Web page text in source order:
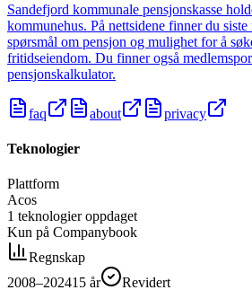
Sandefjord kommunale pensjonskasse
kommunehus. På nettsidene finner du
spørsmål om pensjon og mulighet for å
fritidseiendom. Du finner også
pensjonskalkulator.
faq about privacy
Teknologier
Plattform
Acos
1 teknologier oppdaget
Kun på Companybook
Regnskap
2008–202415 år
Revidert